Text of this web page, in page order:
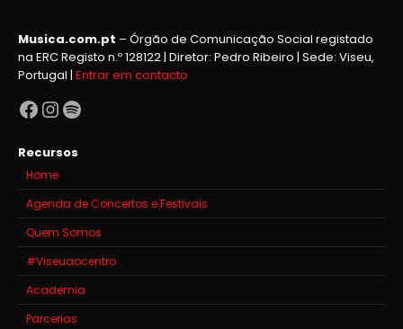
Musica.com.pt – Órgão de Comunicação Social registado
na ERC Registo n.º 128122 | Diretor: Pedro Ribeiro | Sede: Viseu,
Portugal | Entrar em contacto
Facebook
Instagram
Spotify
Recursos
Home
Agenda de Concertos e Festivais
Quem Somos
#Viseuaocentro
Academia
Parcerias